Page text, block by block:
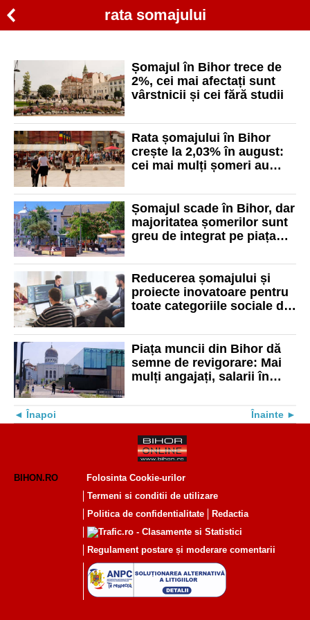
rata somajului
Șomajul în Bihor trece de
2%, cei mai afectați sunt
vârstnicii și cei fără studii
Rata șomajului în Bihor
crește la 2,03% în august:
cei mai mulți șomeri au
Șomajul scade în Bihor, dar
majoritatea șomerilor sunt
greu de integrat pe piața
Reducerea șomajului și
proiecte inovatoare pentru
toate categoriile sociale din
Piața muncii din Bihor dă
semne de revigorare: Mai
mulți angajați, salarii în
Înapoi Înainte
BIHON.RO
Folosinta Cookie-urilor
Termeni si conditii de utilizare
Politica de confidentialitate
Redactia
Regulament postare și moderare comentarii